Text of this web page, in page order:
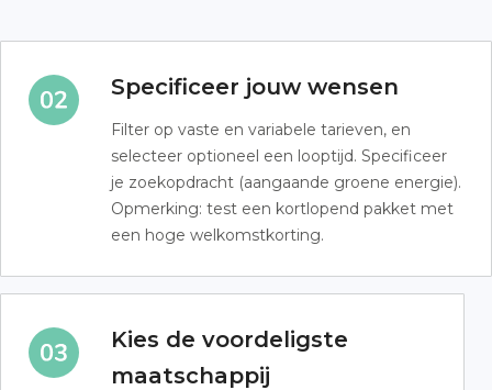
Specificeer jouw wensen
Filter op vaste en variabele tarieven, en
selecteer optioneel een looptijd. Specificeer
je zoekopdracht (aangaande groene energie).
Opmerking: test een kortlopend pakket met
een hoge welkomstkorting.
Kies de voordeligste
maatschappij